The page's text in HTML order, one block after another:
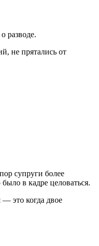
разводе.
не прятались от
супруги более
в кадре целоваться.
— это когда двое